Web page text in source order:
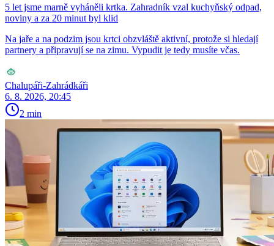
5 let jsme marně vyháněli krtka. Zahradník vzal kuchyňský odpad,
noviny a za 20 minut byl klid
Na jaře a na podzim jsou krtci obzvláště aktivní, protože si hledají
partnery a připravují se na zimu. Vypudit je tedy musíte včas.
Chalupáři-Zahrádkáři
6. 8. 2026, 20:45
2 min